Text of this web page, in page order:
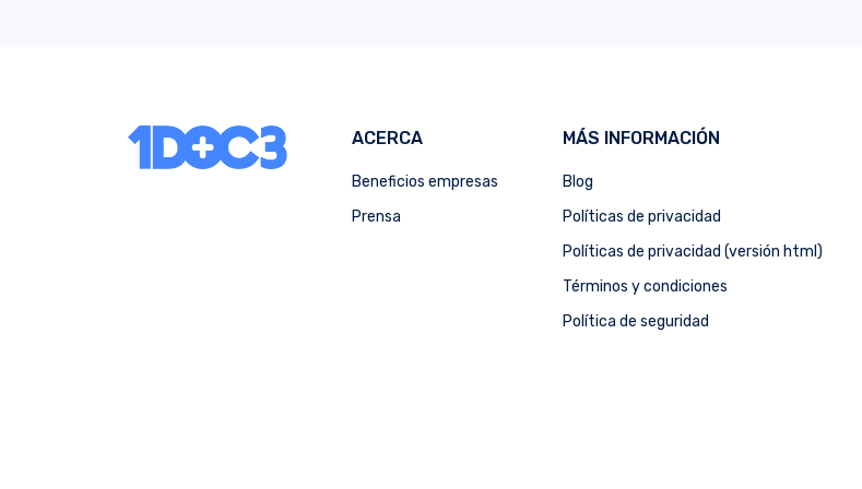
ACERCA
Beneficios empresas
Prensa
MÁS INFORMACIÓN
Blog
Políticas de privacidad
Políticas de privacidad (versión html)
Términos y condiciones
Política de seguridad